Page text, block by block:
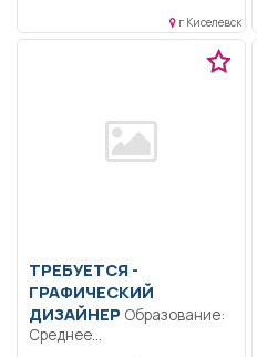
конвейерами
г Киселевск
ТРЕБУЕТСЯ -
ГРАФИЧЕСКИЙ
ДИЗАЙНЕР
Среднее